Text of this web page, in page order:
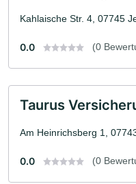
Kahlaische Str. 4, 07745
0.0 (0
Taurus
Am Heinrichsberg 1,
0.0 (0